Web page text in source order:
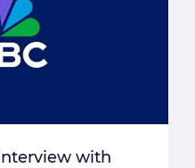
with